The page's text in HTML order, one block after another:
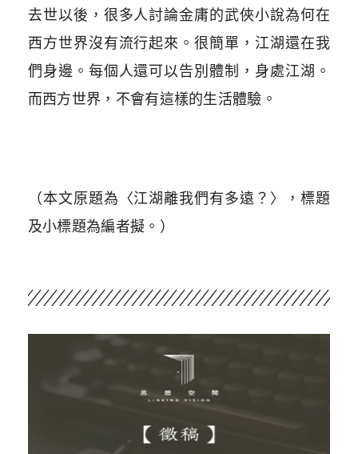
去世以後，很多人討論金庸的武俠小說為何在
西方世界沒有流行起來。很簡單，江湖還在我
們身邊。每個人還可以告別體制，身處江湖。
而西方世界，不會有這樣的生活體驗。
（本文原題為〈江湖離我們有多遠？〉，標題
及小標題為編者擬。）